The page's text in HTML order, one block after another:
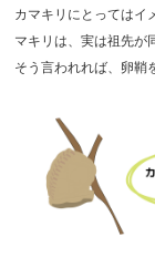
カマキリにとってはイ
マキリは、実は祖先が
そう言われれば、卵鞘